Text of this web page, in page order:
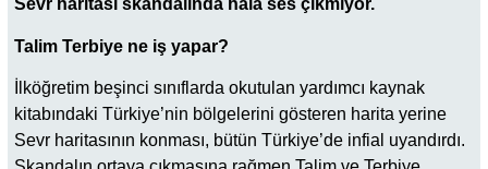
Sevr haritası skandalında hala ses çıkmıyor.
Talim Terbiye ne iş yapar?
İlköğretim beşinci sınıflarda okutulan yardımcı kaynak
kitabındaki Türkiye’nin bölgelerini gösteren harita yerine
Sevr haritasının konması, bütün Türkiye’de infial uyandırdı.